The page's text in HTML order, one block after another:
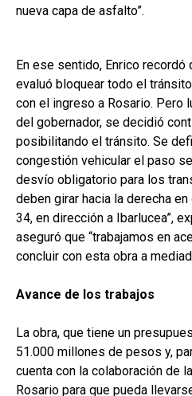
nueva capa de asfalto”.
En ese sentido, Enrico recordó
evaluó bloquear todo el
con el ingreso a Rosario. Pero
del gobernador, se decidió
posibilitando el tránsito. Se
congestión vehicular el paso
desvío obligatorio para los
deben girar hacia la derecha
34, en dirección a Ibarlucea”,
aseguró que “trabajamos en
concluir con esta obra a
Avance de los trabajos
La obra, que tiene un
51.000 millones de pesos y,
cuenta con la colaboración de
Rosario para que pueda